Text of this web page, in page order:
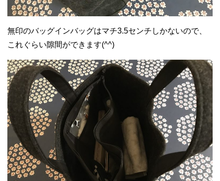
無印のバッグインバッグはマチ3.5センチしかないので、
これぐらい隙間ができます(^^)